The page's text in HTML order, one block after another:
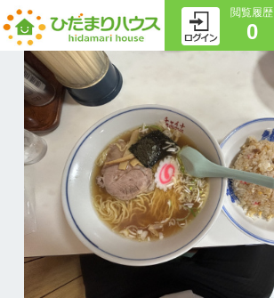
閲覧履歴
0